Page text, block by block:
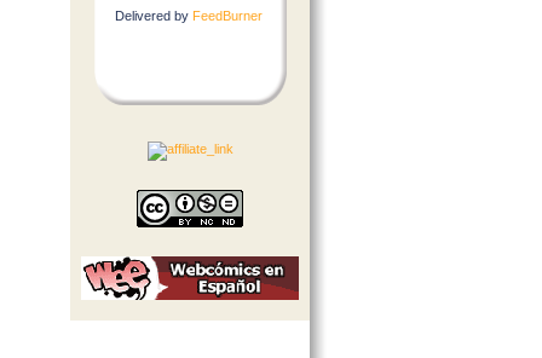
Delivered by FeedBurner